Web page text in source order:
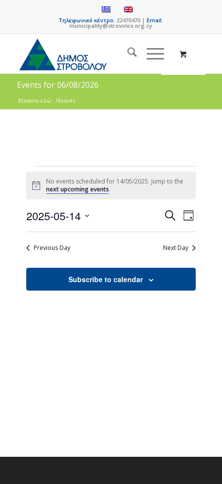
Τηλεφωνικό κέντρο: 22470470 |Email:
municipality@strovolos.org.cy
Events for 06/08/2026
Είσαστε εδώ: /Events
Notice
No events scheduled for 14/05/2025. Jump to the
next upcoming events.
Events
Search
and
SearchEvent
Views
Day
2025-05-14
Previous Day
Next Day
Subscribe to calendar